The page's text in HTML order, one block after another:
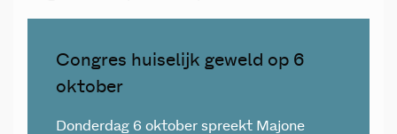
Congres huiselijk geweld op 6
oktober
Donderdag 6 oktober spreekt Majone